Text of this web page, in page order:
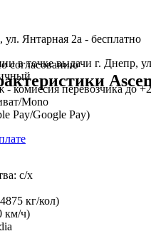
Янтарная 2а - бесплатно
согласованию
в точке выдачи г. Днепр,
комиссия перевозчика до
Mono
Pay/Google Pay)
с/х
кг/кол)
км/ч)